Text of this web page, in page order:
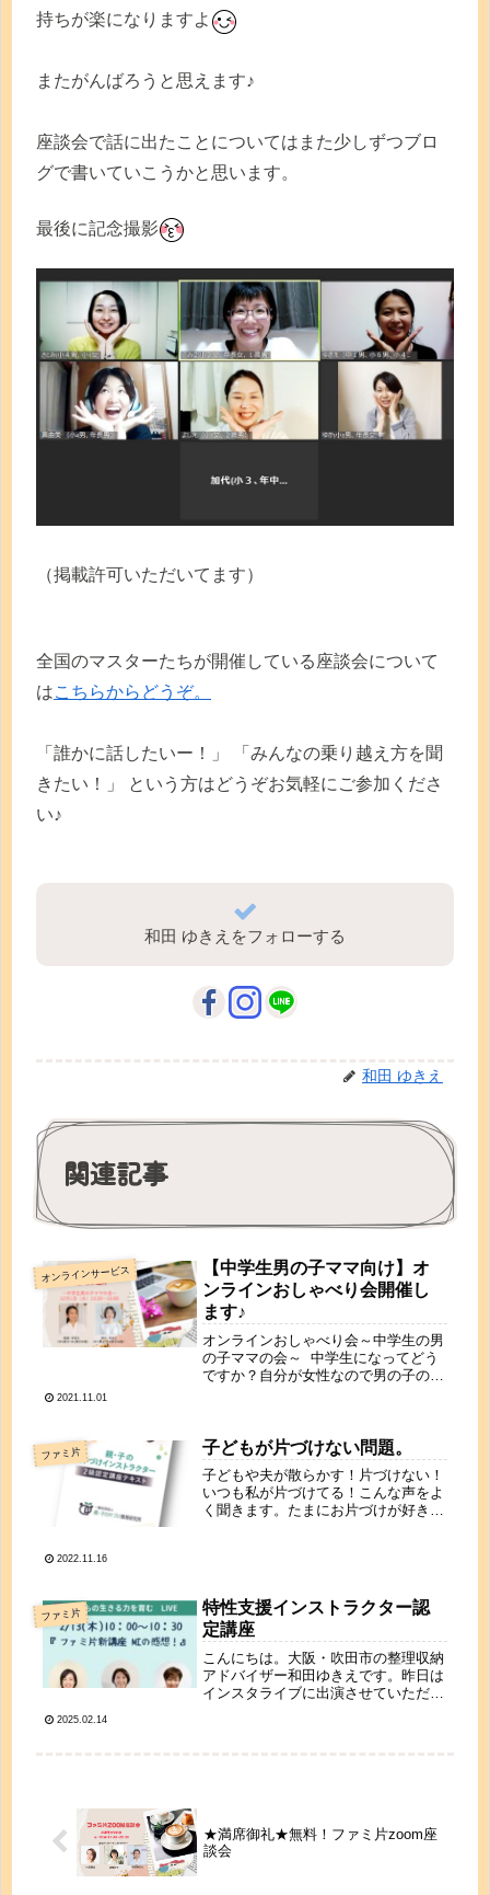
持ちが楽になりますよ
またがんばろうと思えます♪
座談会で話に出たことについてはまた少しずつブロ
グで書いていこうかと思います。
最後に記念撮影
（掲載許可いただいてます）
全国のマスターたちが開催している座談会について
はこちらからどうぞ。
「誰かに話したいー！」 「みんなの乗り越え方を聞
きたい！」 という方はどうぞお気軽にご参加くださ
い♪
和田 ゆきえをフォローする
和田 ゆきえ
関連記事
オンラインサービス
【中学生男の子ママ向け】オ
ンラインおしゃべり会開催し
ます♪
オンラインおしゃべり会～中学生の男
の子ママの会～ 中学生になってどう
ですか？自分が女性なので男の子の生
で話してスッキリしましょう！無料
お...
2021.11.01
ファミ片 子どもが片づけない問題。
子どもや夫が散らかす！片づけない！
いつも私が片づけてる！こんな声をよ
く聞きます。たまにお片づけが好きな
も...
2022.11.16
ファミ片
特性支援インストラクター認
定講座
こんにちは。大阪・吹田市の整理収納
アドバイザー和田ゆきえです。昨日は
インスタライブに出演させていただき
2025.02.14
★満席御礼★無料！ファミ片zoom座
談会